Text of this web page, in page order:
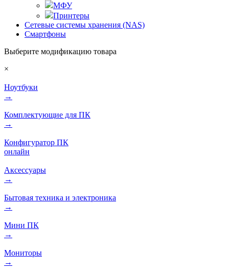
МФУ
Принтеры
Сетевые системы хранения (NAS)
Смартфоны
Выберите модификацию товара
×
Ноутбуки
→
Комплектующие для ПК
→
Конфигуратор ПК
онлайн
Аксессуары
→
Бытовая техника и электроника
→
Мини ПК
→
Мониторы
→